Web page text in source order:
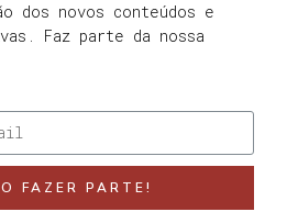
dos novos conteúdos e
Faz parte da nossa
FAZER PARTE!